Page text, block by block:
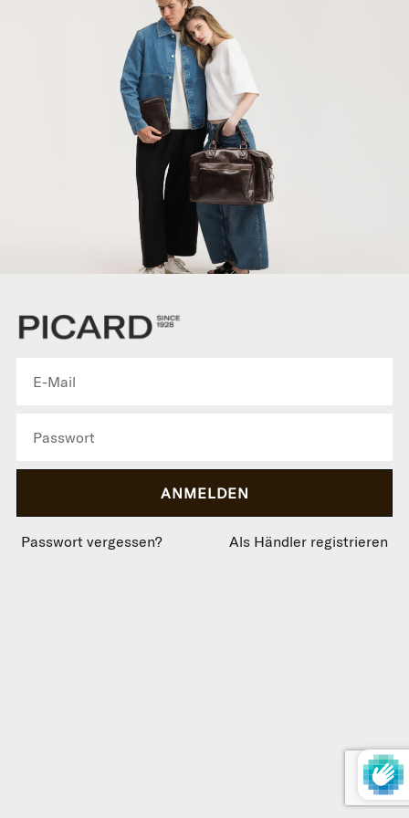
Passwort vergessen? Als Händler registrieren